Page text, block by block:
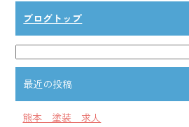
ブログトップ
最近の投稿
熊本 塗装 求人